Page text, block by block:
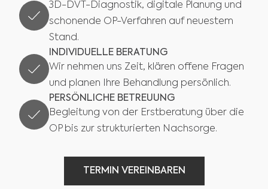
3D-DVT-Diagnostik, digitale Planung und
schonende OP-Verfahren auf neuestem
Stand.
INDIVIDUELLE BERATUNG
Wir nehmen uns Zeit, klären offene Fragen
und planen Ihre Behandlung persönlich.
PERSÖNLICHE BETREUUNG
Begleitung von der Erstberatung über die
OP bis zur strukturierten Nachsorge.
TERMIN VEREINBAREN